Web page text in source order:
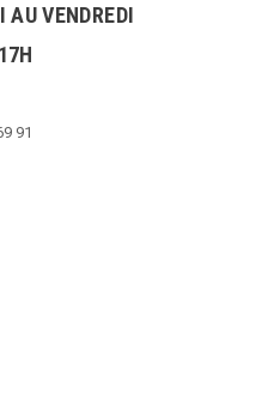
AU VENDREDI
91